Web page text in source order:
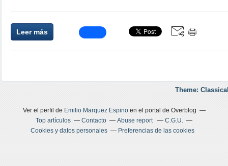
Leer más
Theme:
Ver el perfil de Emilio Marquez Espinoen el portal de Overblog
Top artículos
Contacto Abuse report
C.G.U.
Cookies y datos personales
Preferencias de las cookies